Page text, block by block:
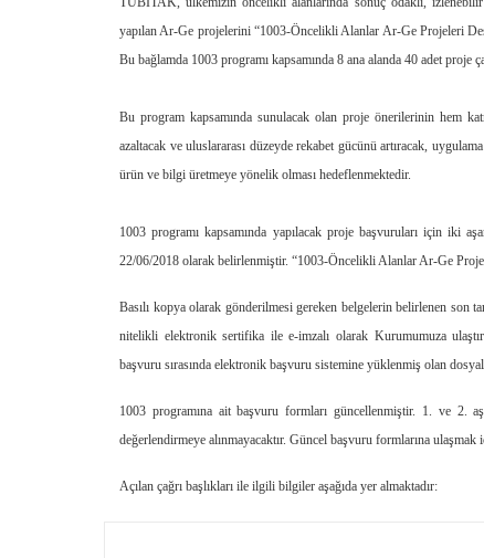
yapılan Ar-Ge projelerini “1003-Öncelikli Alanlar Ar-Ge Projeleri
Bu bağlamda 1003 programı kapsamında 8 ana alanda 40 adet proje
Bu program kapsamında sunulacak olan proje önerilerinin hem
azaltacak ve uluslararası düzeyde rekabet gücünü artıracak,
ürün ve bilgi üretmeye yönelik olması hedeflenmektedir.
1003 programı kapsamında yapılacak proje başvuruları için iki
22/06/2018 olarak belirlenmiştir. “1003-Öncelikli Alanlar Ar-Ge
Basılı kopya olarak gönderilmesi gereken belgelerin belirlenen son
nitelikli elektronik sertifika ile e-imzalı olarak Kurumumuza
başvuru sırasında elektronik başvuru sistemine yüklenmiş olan
1003 programına ait başvuru formları güncellenmiştir. 1. ve 2.
değerlendirmeye alınmayacaktır. Güncel başvuru formlarına ulaşmak
Açılan çağrı başlıkları ile ilgili bilgiler aşağıda yer almaktadır: